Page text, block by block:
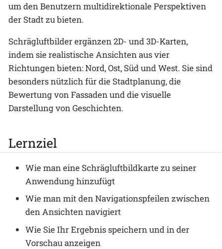
um den Benutzern multidirektionale Perspektiven
der Stadt zu bieten.
Schrägluftbilder ergänzen 2D- und 3D-Karten,
indem sie realistische Ansichten aus vier
Richtungen bieten: Nord, Ost, Süd und West. Sie sind
besonders nützlich für die Stadtplanung, die
Bewertung von Fassaden und die visuelle
Darstellung von Geschichten.
Lernziel
Wie man eine Schrägluftbildkarte zu seiner
Anwendung hinzufügt
Wie man mit den Navigationspfeilen zwischen
den Ansichten navigiert
Wie Sie Ihr Ergebnis speichern und in der
Vorschau anzeigen